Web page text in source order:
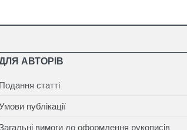
АВТОРІВ
Подання статті
публікації
вимоги до оформлення рукописів